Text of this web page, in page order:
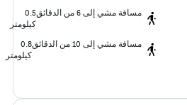
مسافة مشي إلى 6 من الدقائق
0.5
كيلومتر
مسافة مشي إلى 10 من الدقائق
0.8
كيلومتر